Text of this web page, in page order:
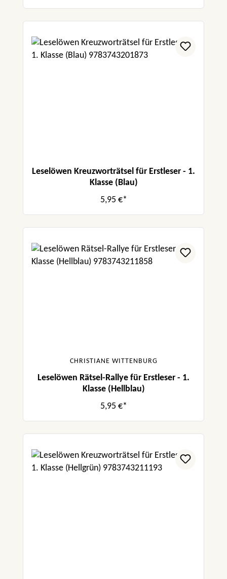
Leselöwen Kreuzworträtsel für Erstleser - 1.
Klasse (Blau)
5,95 €*
CHRISTIANE WITTENBURG
Leselöwen Rätsel-Rallye für Erstleser - 1.
Klasse (Hellblau)
5,95 €*